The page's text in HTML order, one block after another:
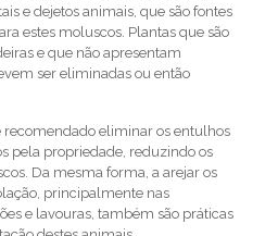
e dejetos animais, que são fontes
estes moluscos. Plantas que são
e que não apresentam
ser eliminadas ou então
eliminar os entulhos
pela propriedade, reduzindo os
Da mesma forma, a arejar os
principalmente nas
e lavouras, também são práticas